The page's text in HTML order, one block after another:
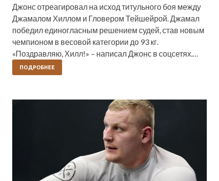
Джонс отреагировал на исход титульного боя между
Джамалом Хиллом и Гловером Тейшейрой. Джамал
победил единогласным решением судей, став новым
чемпионом в весовой категории до 93 кг.
«Поздравляю, Хилл!» – написал Джонс в соцсетях.…
ПОДРОБНЕЕ